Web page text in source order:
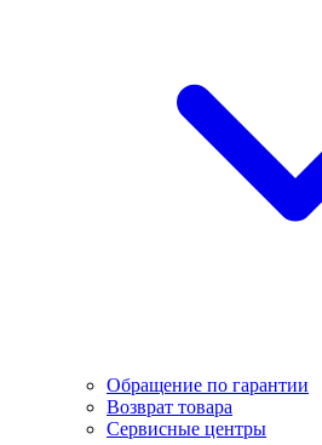
Обращение по гарантии
Возврат товара
Сервисные центры